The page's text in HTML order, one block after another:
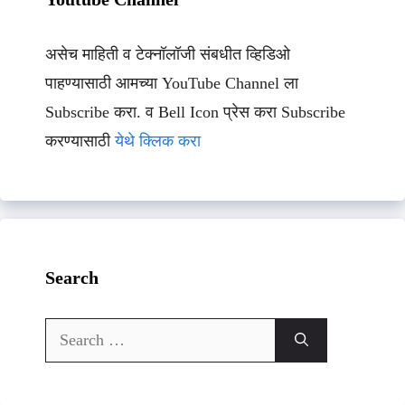
असेच माहिती व टेक्नॉलॉजी संबधीत व्हिडिओ
पाहण्यासाठी आमच्या YouTube Channel ला
Subscribe करा. व Bell Icon प्रेस करा Subscribe
करण्यासाठीयेथे क्लिक करा
Search
Search
for: